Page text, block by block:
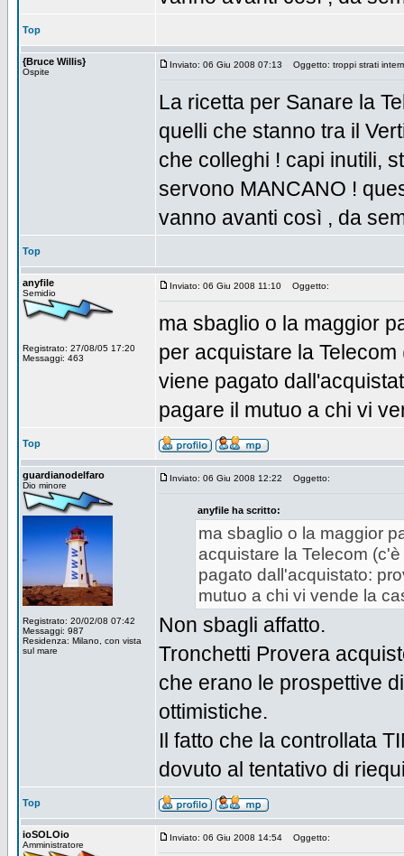
Top
{Bruce Willis}
Ospite
Inviato: 06 Giu 2008 07:13 Oggetto: troppi strati
La ricetta per Sanare la
quelli che stanno tra il
che colleghi ! capi inutili,
servono MANCANO !
vanno avanti così , da
Top
anyfile
Semidio
Registrato: 27/08/05 17:20
Messaggi: 463
Inviato: 06 Giu 2008 11:10 Oggetto:
ma sbaglio o la maggior
per acquistare la
viene pagato
pagare il mutuo a chi vi
Top
guardianodelfaro
Dio minore
Registrato: 20/02/08 07:42
Messaggi: 987
Residenza: Milano, con vista
sul mare
Inviato: 06 Giu 2008 12:22 Oggetto:
anyfile ha scritto:
ma sbaglio o la maggior
acquistare la Telecom
pagato dall'acquistato:
mutuo a chi vi vende la
Non sbagli affatto.
Tronchetti Provera
che erano le prospettive
ottimistiche.
Il fatto che la controllata
dovuto al tentativo di
Top
ioSOLOio
Amministratore
Inviato: 06 Giu 2008 14:54 Oggetto: